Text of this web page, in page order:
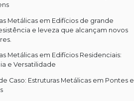
Metálicas em Edifícios de grande
e leveza que alcançam novos
Metálicas em Edifícios Residenciais:
e Versatilidade
Caso: Estruturas Metálicas em Pontes e